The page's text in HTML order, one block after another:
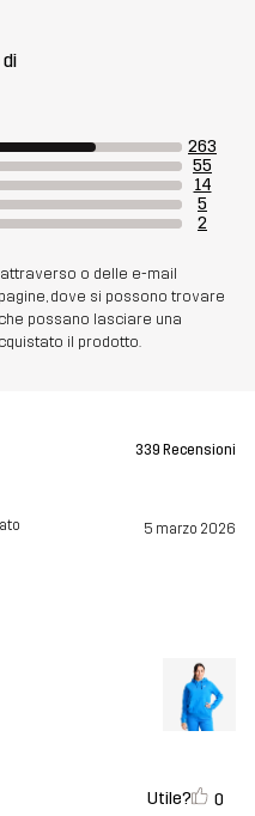
263
55
14
5
2
o delle e-mail
dove si possono trovare
possano lasciare una
il prodotto.
339 Recensioni
5 marzo 2026
Utile? 0